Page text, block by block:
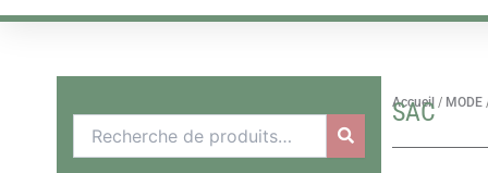
pour :
Accueil/ MODE/
SAC